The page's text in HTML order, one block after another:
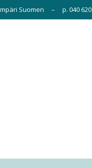
Suomen – p. 040 620